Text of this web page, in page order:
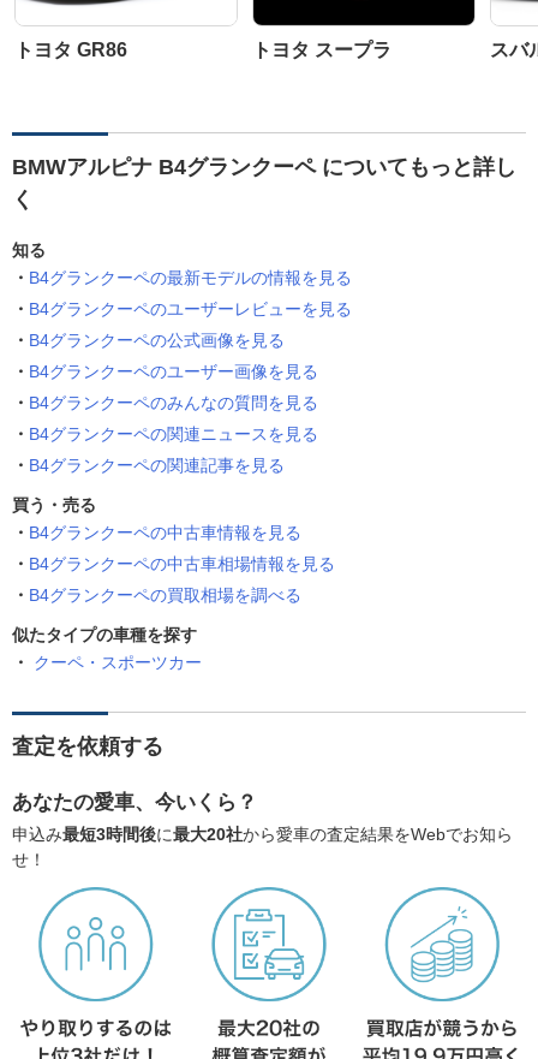
トヨタ GR86 トヨタ スープラ スバ
BMWアルピナ B4グランクーペ についてもっと詳し
く
知る
B4グランクーペの最新モデルの情報を見る
B4グランクーペのユーザーレビューを見る
B4グランクーペの公式画像を見る
B4グランクーペのユーザー画像を見る
B4グランクーペのみんなの質問を見る
B4グランクーペの関連ニュースを見る
B4グランクーペの関連記事を見る
買う・売る
B4グランクーペの中古車情報を見る
B4グランクーペの中古車相場情報を見る
B4グランクーペの買取相場を調べる
似たタイプの車種を探す
クーペ・スポーツカー
査定を依頼する
あなたの愛車、今いくら？
申込み最短3時間後に最大20社から愛車の査定結果をWebでお知ら
せ！